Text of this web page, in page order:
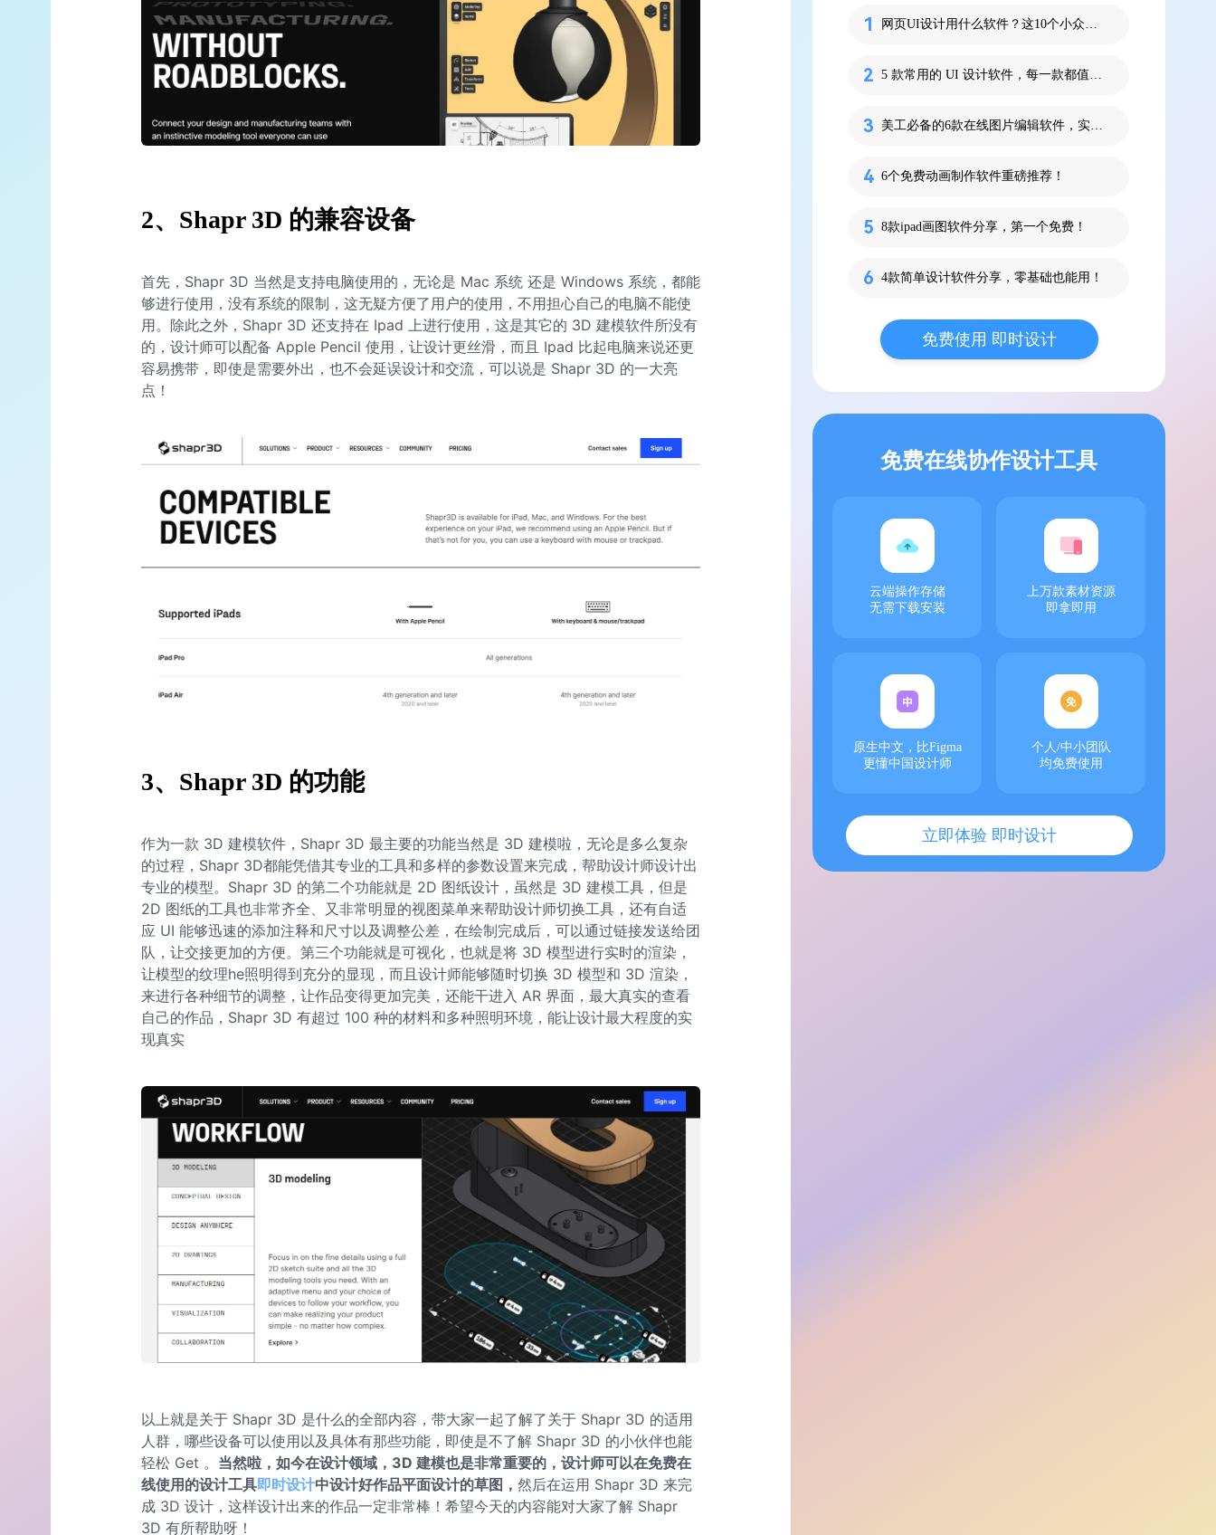
2、Shapr 3D 的兼容设备
首先，Shapr 3D 当然是支持电脑使用的，无论是 Mac 系统 还是 Windows 系统，都能
够进行使用，没有系统的限制，这无疑方便了用户的使用，不用担心自己的电脑不能使
用。除此之外，Shapr 3D 还支持在 Ipad 上进行使用，这是其它的 3D 建模软件所没有
的，设计师可以配备 Apple Pencil 使用，让设计更丝滑，而且 Ipad 比起电脑来说还更
容易携带，即使是需要外出，也不会延误设计和交流，可以说是 Shapr 3D 的一大亮
点！
3、Shapr 3D 的功能
作为一款 3D 建模软件，Shapr 3D 最主要的功能当然是 3D 建模啦，无论是多么复杂
的过程，Shapr 3D都能凭借其专业的工具和多样的参数设置来完成，帮助设计师设计出
专业的模型。Shapr 3D 的第二个功能就是 2D 图纸设计，虽然是 3D 建模工具，但是
2D 图纸的工具也非常齐全、又非常明显的视图菜单来帮助设计师切换工具，还有自适
应 UI 能够迅速的添加注释和尺寸以及调整公差，在绘制完成后，可以通过链接发送给团
队，让交接更加的方便。第三个功能就是可视化，也就是将 3D 模型进行实时的渲染，
让模型的纹理he照明得到充分的显现，而且设计师能够随时切换 3D 模型和 3D 渲染，
来进行各种细节的调整，让作品变得更加完美，还能干进入 AR 界面，最大真实的查看
自己的作品，Shapr 3D 有超过 100 种的材料和多种照明环境，能让设计最大程度的实
现真实
以上就是关于 Shapr 3D 是什么的全部内容，带大家一起了解了关于 Shapr 3D 的适用
人群，哪些设备可以使用以及具体有那些功能，即使是不了解 Shapr 3D 的小伙伴也能
轻松 Get 。 当然啦，如今在设计领域，3D 建模也是非常重要的，设计师可以在免费在
线使用的设计工具即时设计中设计好作品平面设计的草图， 然后在运用 Shapr 3D 来完
成 3D 设计，这样设计出来的作品一定非常棒！希望今天的内容能对大家了解 Shapr
3D 有所帮助呀！
网页UI设计用什么软件？这10个小众但好用！
5 款常用的 UI 设计软件，每一款都值得推荐
美工必备的6款在线图片编辑软件，实现编辑自由！
6个免费动画制作软件重磅推荐！
8款ipad画图软件分享，第一个免费！
4款简单设计软件分享，零基础也能用！
免费使用 即时设计
免费在线协作设计工具
云端操作存储
无需下载安装
上万款素材资源
即拿即用
原生中文，比Figma
更懂中国设计师
个人/中小团队
均免费使用
立即体验 即时设计